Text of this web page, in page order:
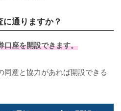
通りますか？
口座を開設できます。
同意と協力があれば開設できる